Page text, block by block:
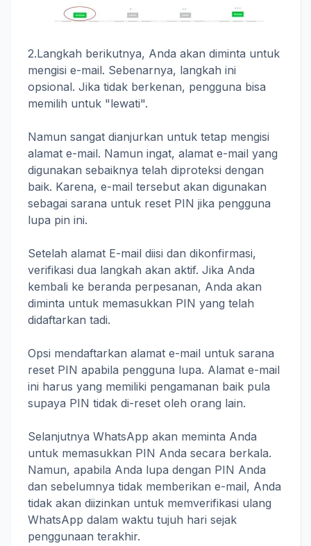
2.Langkah berikutnya, Anda akan diminta untuk
mengisi e-mail. Sebenarnya, langkah ini
opsional. Jika tidak berkenan, pengguna bisa
memilih untuk "lewati".
Namun sangat dianjurkan untuk tetap mengisi
alamat e-mail. Namun ingat, alamat e-mail yang
digunakan sebaiknya telah diproteksi dengan
baik. Karena, e-mail tersebut akan digunakan
sebagai sarana untuk reset PIN jika pengguna
lupa pin ini.
Setelah alamat E-mail diisi dan dikonfirmasi,
verifikasi dua langkah akan aktif. Jika Anda
kembali ke beranda perpesanan, Anda akan
diminta untuk memasukkan PIN yang telah
didaftarkan tadi.
Opsi mendaftarkan alamat e-mail untuk sarana
reset PIN apabila pengguna lupa. Alamat e-mail
ini harus yang memiliki pengamanan baik pula
supaya PIN tidak di-reset oleh orang lain.
Selanjutnya WhatsApp akan meminta Anda
untuk memasukkan PIN Anda secara berkala.
Namun, apabila Anda lupa dengan PIN Anda
dan sebelumnya tidak memberikan e-mail, Anda
tidak akan diizinkan untuk memverifikasi ulang
WhatsApp dalam waktu tujuh hari sejak
penggunaan terakhir.